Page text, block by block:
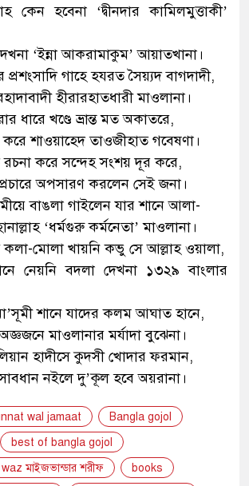
কেন হবেনা ‘দ্বীনদার কামিলমুত্তাকী’
‘ইন্না আকরামাকুম’ আয়াতখানা।
প্রশংসাদি গাহে হযরত সৈয়্যদ বাগদাদী,
হীরারহাতধারী মাওলানা।
ধারে খণ্ডে ভ্রান্ত মত অকাতরে,
করে শাওয়াহেদ তাওজীহাত গবেষণা।
করে সন্দেহ সংশয় দূর করে,
প্রচারে অপসারণ করলেন সেই জনা।
বাঙলা গাইলেন যার শানে আলা-
‘ধর্মগুরু কর্মনেতা’ মাওলানা।
কলা-মোলা খায়নি কভু সে আল্লাহ ওয়ালা,
নেয়নি বদলা দেখ্না ১৩২৯ বাংলার
শানে যাদের কলম আঘাত হানে,
মাওলানার মর্যাদা বুঝেনা।
হাদীসে কুদসী খোদার ফরমান,
নইলে দু’কূল হবে অয়রানা।
wal jamaat
Bangla gojol
best of bangla gojol
মাইজভান্ডার শরীফ
books